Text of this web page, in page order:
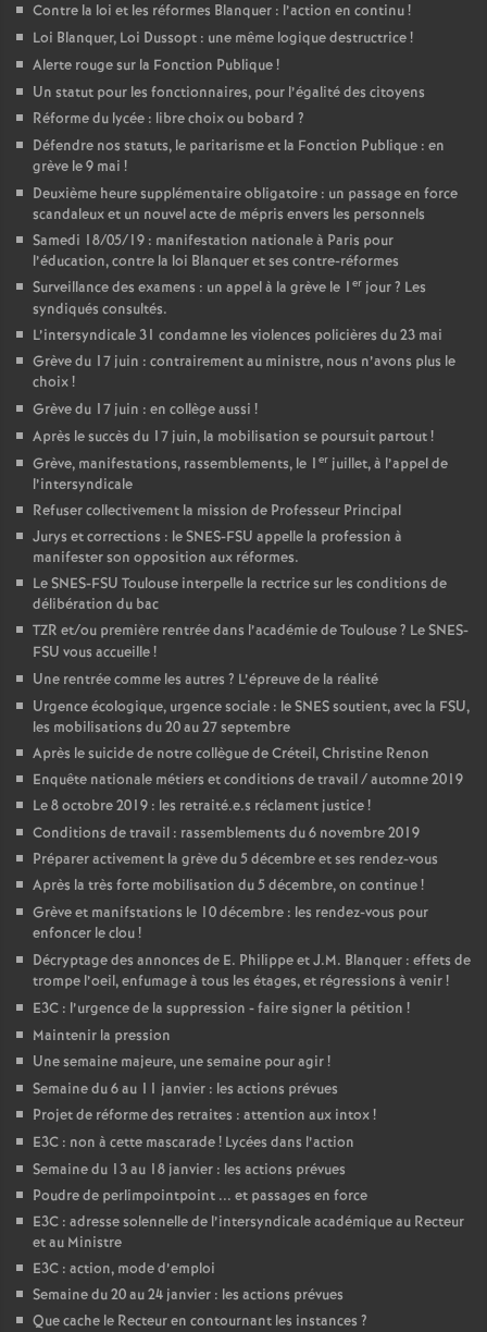
Contre la loi et les réformes Blanquer : l’action en continu!
Loi Blanquer, Loi Dussopt : une même logique destructrice!
Alerte rouge sur la Fonction Publique!
Un statut pour les fonctionnaires, pour l’égalité des citoyens
Réforme du lycée : libre choix ou bobard ?
Défendre nos statuts, le paritarisme et la Fonction Publique : en
grève le 9 mai !
Deuxième heure supplémentaire obligatoire : un passage en force
scandaleux et un nouvel acte de mépris envers les personnels
Samedi 18/05/19 : manifestation nationale à Paris pour
l’éducation, contre la loi Blanquer et ses contre-réformes
Surveillance des examens : un appel à la grève le 1 er jour? Les
syndiqués consultés.
L’intersyndicale 31 condamne les violences policières du 23 mai
Grève du 17 juin : contrairement au ministre, nous n’avons plus le
choix!
Grève du 17 juin : en collège aussi !
Après le succès du 17 juin, la mobilisation se poursuit partout!
Grève, manifestations, rassemblements, le 1 er juillet, à l’appel de
l’intersyndicale
Refuser collectivement la mission de Professeur Principal
Jurys et corrections : le SNES-FSU appelle la profession à
manifester son opposition aux réformes.
Le SNES-FSU Toulouse interpelle la rectrice sur les conditions de
délibération du bac
TZR et/ou première rentrée dans l’académie de Toulouse? Le SNES-
FSU vous accueille!
Une rentrée comme les autres ? L’épreuve de la réalité
Urgence écologique, urgence sociale : le SNES soutient, avec la FSU,
les mobilisations du 20 au 27 septembre
Après le suicide de notre collègue de Créteil, Christine Renon
Enquête nationale métiers et conditions de travail / automne 2019
Le 8 octobre 2019 : les retraité.e.s réclament justice!
Conditions de travail : rassemblements du 6 novembre 2019
Préparer activement la grève du 5 décembre et ses rendez-vous
Après la très forte mobilisation du 5 décembre, on continue!
Grève et manifstations le 10 décembre : les rendez-vous pour
enfoncer le clou!
Décryptage des annonces de E. Philippe et J.M. Blanquer : effets de
trompe l’oeil, enfumage à tous les étages, et régressions à venir!
E3C : l’urgence de la suppression - faire signer la pétition !
Maintenir la pression
Une semaine majeure, une semaine pour agir!
Semaine du 6 au 11 janvier : les actions prévues
Projet de réforme des retraites : attention aux intox!
E3C : non à cette mascarade! Lycées dans l’action
Semaine du 13 au 18 janvier : les actions prévues
Poudre de perlimpointpoint ... et passages en force
E3C : adresse solennelle de l’intersyndicale académique au Recteur
et au Ministre
E3C : action, mode d’emploi
Semaine du 20 au 24 janvier : les actions prévues
Que cache le Recteur en contournant les instances ?